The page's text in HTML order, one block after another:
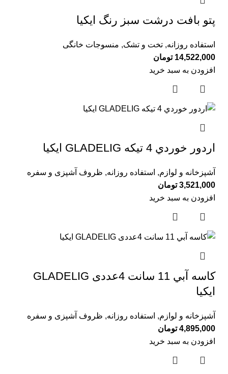
پتو بافت درشت سبز رنگ ايكيا
استفاده روزانه, تخت و تشک, منسوجات خانگی
14,522,000 تومان
افزودن به سبد خرید
اردور خوردي 4 تيكه GLADELIG ايكيا
آشپزخانه و لوازم, استفاده روزانه, ظروف آشپزی و سفره
3,521,000 تومان
افزودن به سبد خرید
كاسه آبي 11 سانت 4عددی GLADELIG
ايكيا
آشپزخانه و لوازم, استفاده روزانه, ظروف آشپزی و سفره
4,895,000 تومان
افزودن به سبد خرید